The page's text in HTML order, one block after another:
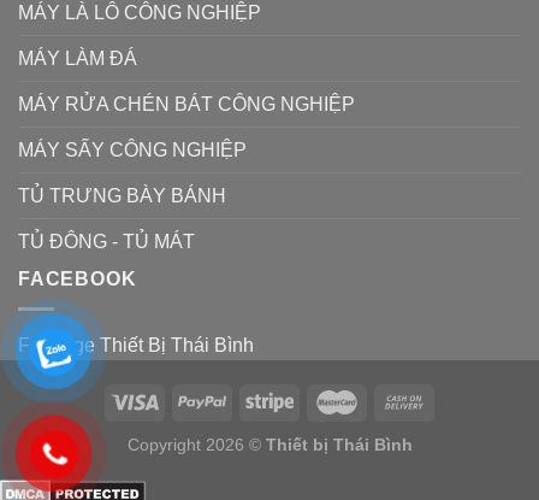
MÁY LÀ LÔ CÔNG NGHIỆP
MÁY LÀM ĐÁ
MÁY RỬA CHÉN BÁT CÔNG NGHIỆP
MÁY SẤY CÔNG NGHIỆP
TỦ TRƯNG BÀY BÁNH
TỦ ĐÔNG - TỦ MÁT
FACEBOOK
Fanpage Thiết Bị Thái Bình
Copyright 2026 © Thiết bị Thái Bình